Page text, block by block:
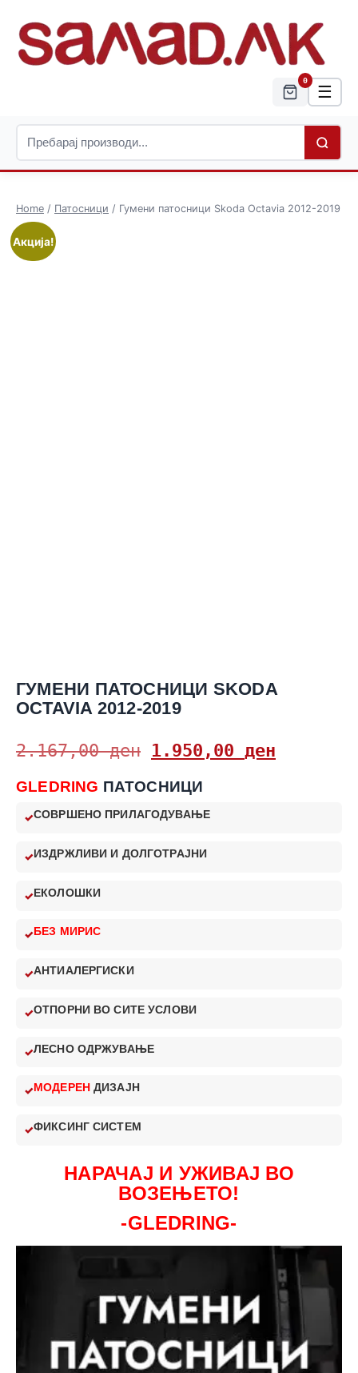
0
☰
Home / Патосници / Гумени патосници Skoda Octavia 2012-2019
Акција!
ГУМЕНИ ПАТОСНИЦИ SKODA
OCTAVIA 2012-2019
2.167,00ден 1.950,00 ден
GLEDRING ПАТОСНИЦИ
СОВРШЕНО ПРИЛАГОДУВАЊЕ
ИЗДРЖЛИВИ И ДОЛГОТРАЈНИ
ЕКОЛОШКИ
БЕЗ МИРИС
АНТИАЛЕРГИСКИ
ОТПОРНИ ВО СИТЕ УСЛОВИ
ЛЕСНО ОДРЖУВАЊЕ
МОДЕРЕН ДИЗАЈН
ФИКСИНГ СИСТЕМ
НАРАЧАЈ И УЖИВАЈ ВО
ВОЗЕЊЕТО!
-GLEDRING-